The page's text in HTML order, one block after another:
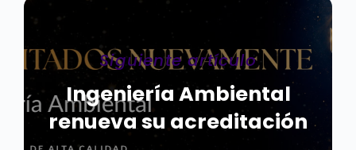
Siguiente artículo
Ingeniería Ambiental
renueva su acreditación